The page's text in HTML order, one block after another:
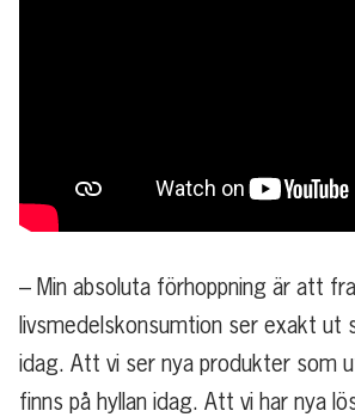
– Min absoluta förhoppning är att
livsmedelskonsumtion ser exakt ut
idag. Att vi ser nya produkter som
finns på hyllan idag. Att vi har nya